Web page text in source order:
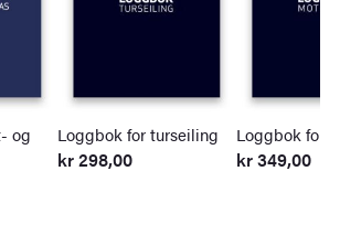
og
Loggbok for turseiling
kr298,00
Loggbok for
kr349,00